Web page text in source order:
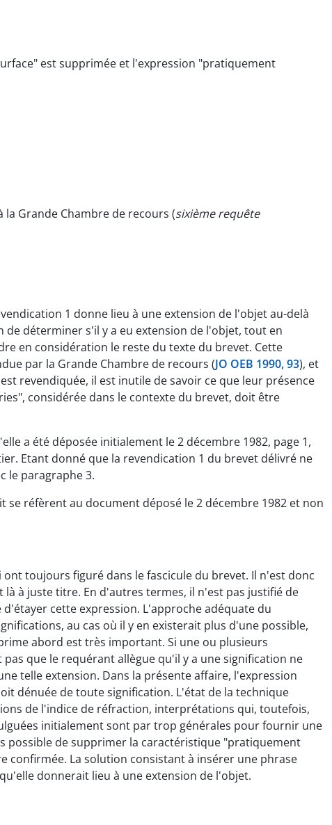
est supprimée et l'expression "pratiquement
Grande Chambre de recours (sixième requête
1 donne lieu à une extension de l'objet au-delà
déterminer s'il y a eu extension de l'objet, tout en
en considération le reste du texte du brevet. Cette
par la Grande Chambre de recours (JO OEB 1990, 93), et
revendiquée, il est inutile de savoir ce que leur présence
considérée dans le contexte du brevet, doit être
a été déposée initialement le 2 décembre 1982, page 1,
Etant donné que la revendication 1 du brevet délivré ne
le paragraphe 3.
réfèrent au document déposé le 2 décembre 1982 et non
toujours figuré dans le fascicule du brevet. Il n'est donc
à juste titre. En d'autres termes, il n'est pas justifié de
cette expression. L'approche adéquate du
au cas où il y en existerait plus d'une possible,
abord est très important. Si une ou plusieurs
que le requérant allègue qu'il y a une signification ne
telle extension. Dans la présente affaire, l'expression
dénuée de toute signification. L'état de la technique
de l'indice de réfraction, interprétations qui, toutefois,
initialement sont par trop générales pour fournir une
de supprimer la caractéristique "pratiquement
confirmée. La solution consistant à insérer une phrase
donnerait lieu à une extension de l'objet.